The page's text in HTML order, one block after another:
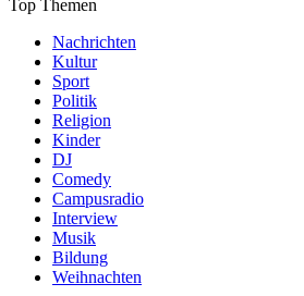
Top Themen
Nachrichten
Kultur
Sport
Politik
Religion
Kinder
DJ
Comedy
Campusradio
Interview
Musik
Bildung
Weihnachten